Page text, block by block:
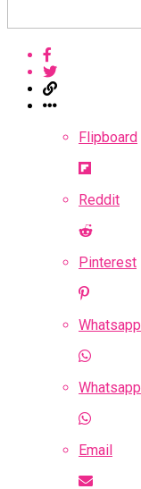
Flipboard
Reddit
Pinterest
Whatsapp
Whatsapp
Email